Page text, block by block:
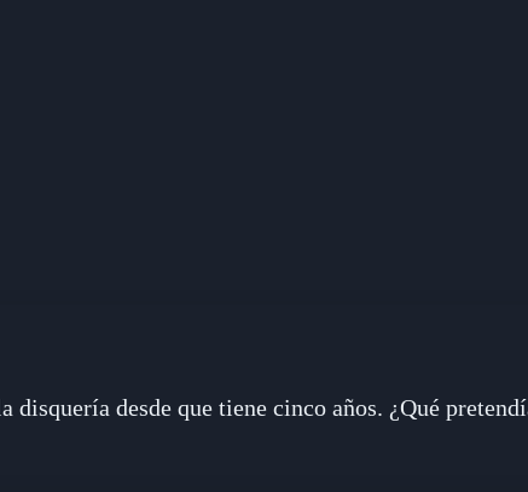
disquería desde que tiene cinco años. ¿Qué